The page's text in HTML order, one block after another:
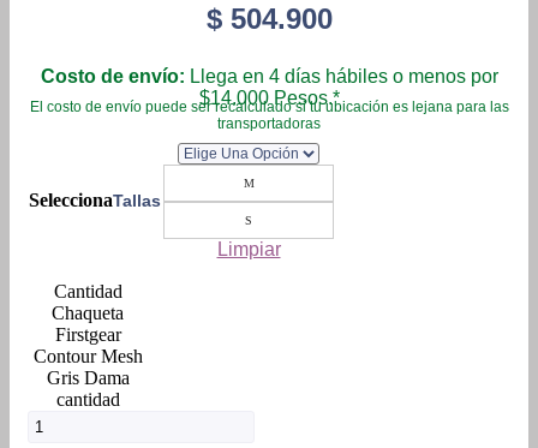
$504.900
Costo de envío: Llega en 4 días hábiles o menos por
$14.000 Pesos.*
El costo de envío puede ser recalculado si tu ubicación es lejana para las
transportadoras
Tallas
M
S
Limpiar
Chaqueta
Firstgear
Contour Mesh
Gris Dama
cantidad